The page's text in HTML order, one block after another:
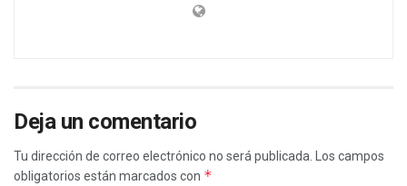
Deja un comentario
Tu dirección de correo electrónico no será publicada.
Los campos
obligatorios están marcados con *